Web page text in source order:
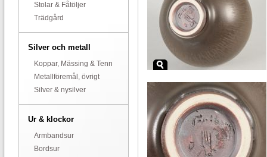
Stolar & Fåtöljer
Trädgård
Silver och metall
Koppar, Mässing & Tenn
Metallföremål, övrigt
Silver & nysilver
Ur & klockor
Armbandsur
Bordsur